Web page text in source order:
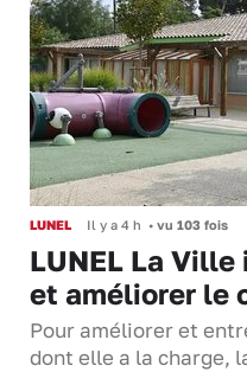
LUNEL Il y a 4 h • vu 103 fois
LUNEL La
et améliorer le
Pour améliorer et
dont elle a la charge,